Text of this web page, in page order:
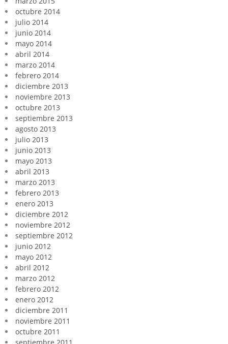
octubre 2014
julio 2014
junio 2014
mayo 2014
abril 2014
marzo 2014
febrero 2014
diciembre 2013
noviembre 2013
octubre 2013
septiembre 2013
agosto 2013
julio 2013
junio 2013
mayo 2013
abril 2013
marzo 2013
febrero 2013
enero 2013
diciembre 2012
noviembre 2012
septiembre 2012
junio 2012
mayo 2012
abril 2012
marzo 2012
febrero 2012
enero 2012
diciembre 2011
noviembre 2011
octubre 2011